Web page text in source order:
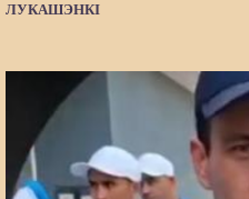
ЛУКАШЭНКІ